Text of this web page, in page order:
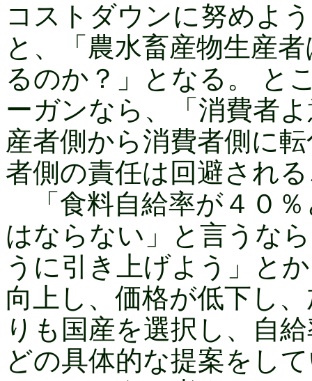
コストダウンに努めよ
と、「農水畜産物生産
るのか？」となる。 と
ーガンなら、「消費者
産者側から消費者側に
者側の責任は回避され
「食料自給率が４０
はならない」と言うな
うに引き上げよう」と
向上し、価格が低下し
りも国産を選択し、自
どの具体的な提案をし